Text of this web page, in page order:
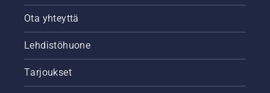
Ota yhteyttä
Lehdistöhuone
Tarjoukset